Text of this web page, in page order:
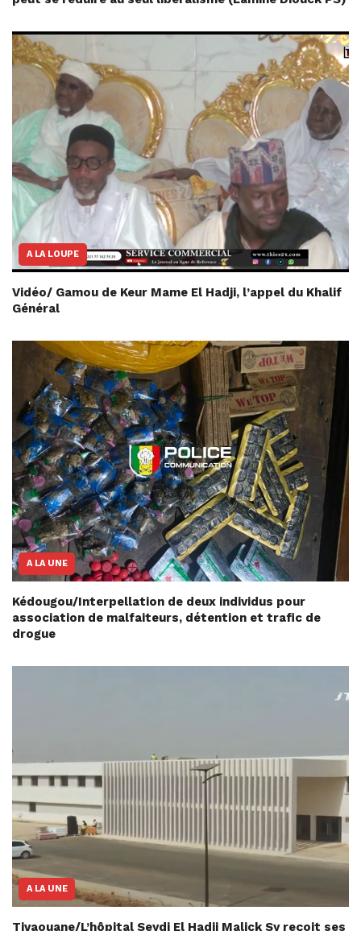
A LA LOUPE
Vidéo/ Gamou de Keur Mame El Hadji, l’appel du Khalif
Général
A LA UNE
Kédougou/Interpellation de deux individus pour
association de malfaiteurs, détention et trafic de
drogue
A LA UNE
Tivaouane/L’hôpital Seydi El Hadji Malick Sy reçoit ses